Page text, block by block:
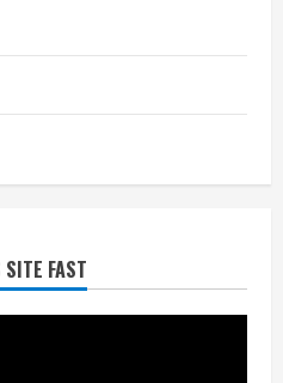
SITE FAST
2026
व नियम का बारीकी से किया
तब कार्रवाई